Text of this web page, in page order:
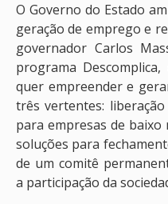
O Governo do Estado
geração de emprego e
governador Carlos
programa
quer empreender e
três vertentes:
para empresas de
soluções para
de um comitê
a participação da